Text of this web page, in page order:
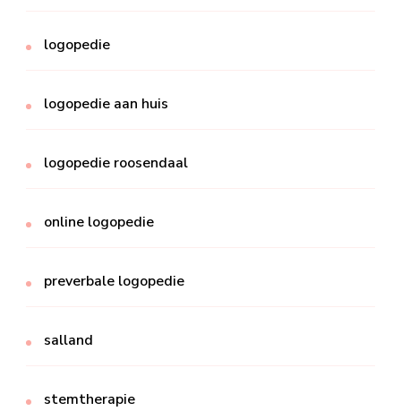
logopedie
logopedie aan huis
logopedie roosendaal
online logopedie
preverbale logopedie
salland
stemtherapie